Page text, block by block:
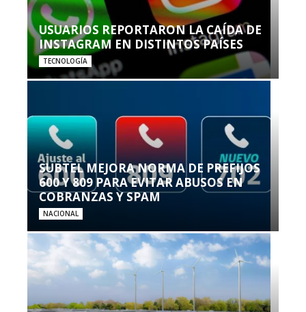
USUARIOS REPORTARON LA CAÍDA DE
INSTAGRAM EN DISTINTOS PAÍSES
TECNOLOGÍA
SUBTEL MEJORA NORMA DE PREFIJOS
600 Y 809 PARA EVITAR ABUSOS EN
COBRANZAS Y SPAM
NACIONAL